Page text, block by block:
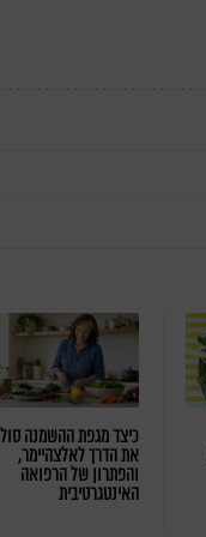
כיצד מגפת ההשמנה
את הדרך לאלצהיימר,
והפתרון של הרפואה
האינטגרטיבית